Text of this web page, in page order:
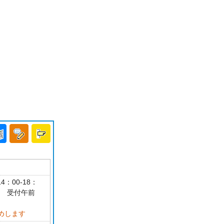
00-18：
受付午前
します